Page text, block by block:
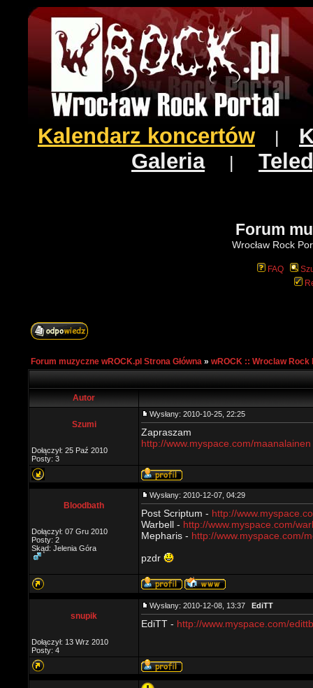
Kalendarz koncertów
Galeria|
Forum
Wrocław Rock
FAQ
Forum muzyczne wROCK.pl Strona Główna » wROCK :: Wroclaw Rock
Autor
Szumi
Dołączył: 25 Paź 2010
Posty: 3
Wysłany: 2010-10-25, 22:25
Zapraszam
http://www.myspace.com/maanalainen
Bloodbath
Dołączył: 07 Gru 2010
Posty: 2
Skąd: Jelenia Góra
Wysłany: 2010-12-07, 04:29
Post Scriptum - http://
Warbell - http://www.myspace.com/
Mepharis - http://www.myspace.com/
pzdr
snupik
Dołączył: 13 Wrz 2010
Posty: 4
Wysłany: 2010-12-08, 13:37 EdiTT
EdiTT - http://www.myspace.com/